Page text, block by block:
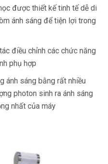
được thiết kế tinh tế dễ di
ánh sáng để tiện lợi trong
điều chỉnh các chức năng
phụ hợp
ánh sáng bằng rất nhiều
photon sinh ra ánh sáng
nhất của máy